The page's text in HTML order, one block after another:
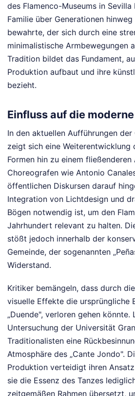
des Flamenco-Museums in
Familie über Generationen hinweg
bewahrte, der sich durch eine
minimalistische Armbewegungen
Tradition bildet das Fundament,
Produktion aufbaut und ihre
bezieht.
Einfluss auf die
In den aktuellen Aufführungen der
zeigt sich eine Weiterentwicklung
Formen hin zu einem fließenderen
Choreografen wie Antonio
öffentlichen Diskursen darauf
Integration von Lichtdesign und
Bögen notwendig ist, um den
Jahrhundert relevant zu halten.
stößt jedoch innerhalb der
Gemeinde, der sogenannten
Widerstand.
Kritiker bemängeln, dass durch
visuelle Effekte die ursprüngliche
„Duende", verloren gehen könnte.
Untersuchung der Universität
Traditionalisten eine
Atmosphäre des „Cante Jondo".
Produktion verteidigt ihren
sie die Essenz des Tanzes
zeitgemäßen Rahmen übersetzt,